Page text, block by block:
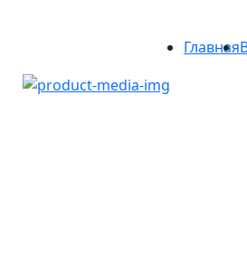
Главная